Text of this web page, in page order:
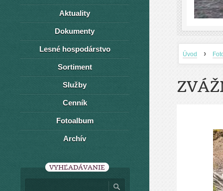
Úvod ›
Aktuality
Dokumenty
Lesné hospodárstvo
Sortiment
Služby
Cenník
Fotoalbum
Archív
VYHĽADÁVANIE